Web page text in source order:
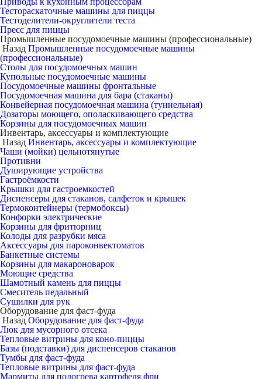
Тестораскаточные машины для пиццы
Тестоделители-округлители теста
Пресс для пиццы
Промышленные посудомоечные машины (профессиональные)
Назад Промышленные посудомоечные машины
(профессиональные)
Столы для посудомоечных машин
Купольные посудомоечные машины
Посудомоечные машины фронтальные
Посудомоечная машина для бара (стаканы)
Конвейерная посудомоечная машина (туннельная)
Дозаторы моющего, ополаскивающего средства
Корзины для посудомоечных машин
Инвентарь, аксессуары и комплектующие
Назад Инвентарь, аксессуары и комплектующие
Чаши (мойки) цельнотянутые
Противни
Душирующие устройства
Гастроёмкости
Крышки для гастроемкостей
Диспенсеры для стаканов, салфеток и крышек
Термоконтейнеры (термобоксы)
Конфорки электрические
Корзины для фритюрниц
Колоды для разрубки мяса
Аксессуары для пароконвектоматов
Банкетные системы
Корзины для макароноварок
Моющие средства
Шамотный камень для пиццы
Смеситель педальный
Сушилки для рук
Оборудование для фаст-фуда
Назад Оборудование для фаст-фуда
Люк для мусорного отсека
Тепловые витрины для коно-пиццы
Базы (подставки) для диспенсеров стаканов
Тумбы для фаст-фуда
Тепловые витрины для фаст-фуда
Мармиты для подогрева картофеля фри